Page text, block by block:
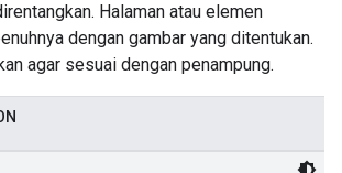
Halaman atau elemen
dengan gambar yang ditentukan.
agar sesuai dengan penampung.